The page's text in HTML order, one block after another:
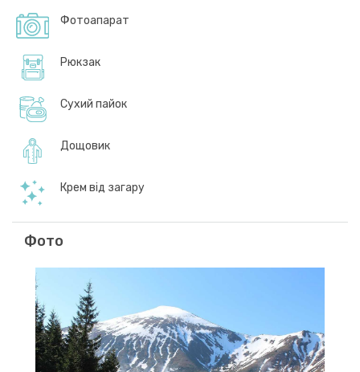
Фотоапарат
Рюкзак
Сухий пайок
Дощовик
Крем від загару
Фото